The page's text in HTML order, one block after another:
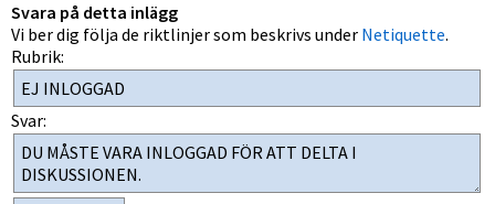
Svara på detta inlägg
Vi ber dig följa de riktlinjer som beskrivs under Netiquette.
Rubrik:
Svar: